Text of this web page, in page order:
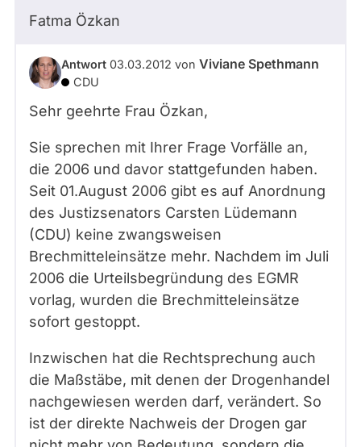
Fatma Özkan
Antwort 03.03.2012 von Viviane Spethmann
CDU
Sehr geehrte Frau Özkan,
Sie sprechen mit Ihrer Frage Vorfälle an,
die 2006 und davor stattgefunden haben.
Seit 01.August 2006 gibt es auf Anordnung
des Justizsenators Carsten Lüdemann
(CDU) keine zwangsweisen
Brechmitteleinsätze mehr. Nachdem im Juli
2006 die Urteilsbegründung des EGMR
vorlag, wurden die Brechmitteleinsätze
sofort gestoppt.
Inzwischen hat die Rechtsprechung auch
die Maßstäbe, mit denen der Drogenhandel
nachgewiesen werden darf, verändert. So
ist der direkte Nachweis der Drogen gar